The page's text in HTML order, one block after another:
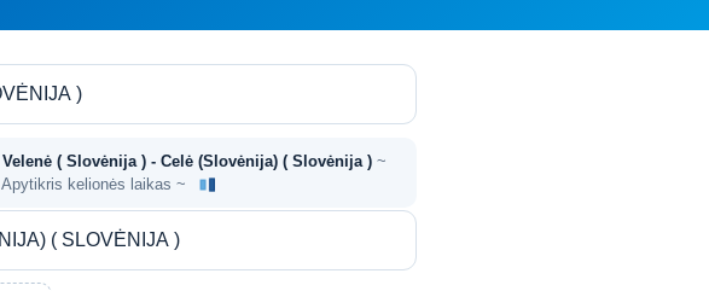
Velenė ( Slovėnija ) - Celė (Slovėnija) ( Slovėnija ) ~
. Apytikris kelionės laikas ~